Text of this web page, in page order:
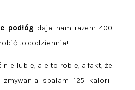
podłóg daje nam razem 400
to codziennie!
nie lubię, ale to robię, a fakt, że
zmywania spalam 125 kalorii